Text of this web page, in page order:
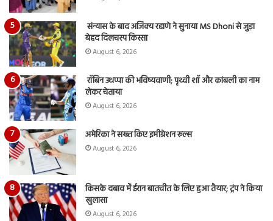
संन्यास के बाद अजिंक्‍य रहाणे ने सुनाया MS Dhoni से जुड़ा
बेहद दिलचस्प किस्सा
August 6, 2026
रॉबिन उथप्पा की भविष्यवाणी; पृथ्वी शॉ और कांबली का नाम
लेकर चेताया
August 6, 2026
अमेरिका ने सख्त किए इमीग्रेशन रूल्स
August 6, 2026
किसके दबाव में ईरान बातचीत के लिए हुआ तैयार; ट्रंप ने किया
खुलासा
August 6, 2026